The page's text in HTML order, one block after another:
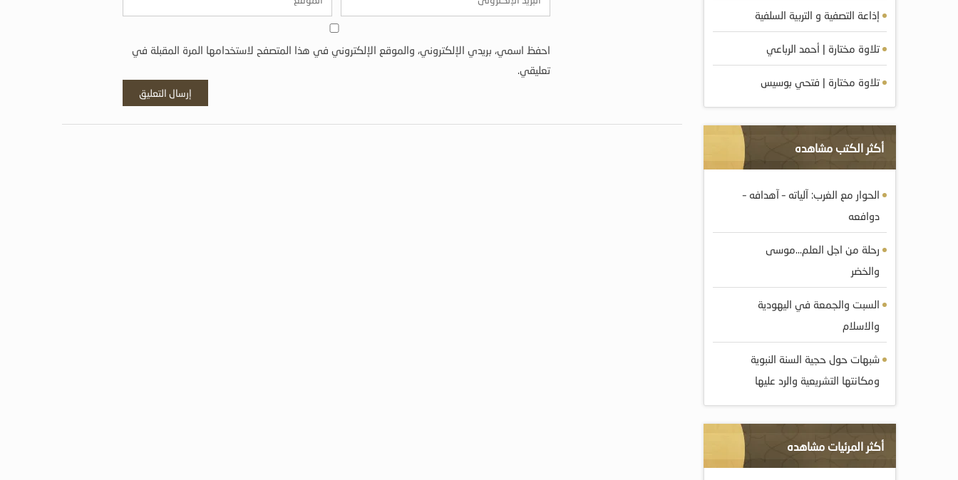
احفظ اسمي، بريدي الإلكتروني، والموقع الإلكتروني في هذا المتصفح لاستخدامها المرة المقبلة في
تعليقي.
إذاعة التصفية و التربية السلفية
تلاوة مختارة | أحمد الرباعي
تلاوة مختارة | فتحي بوسيس
أكثر الكتب مشاهده
الحوار مع الغرب: آلياته – آهدافه –
دوافعه
رحلة من اجل العلم…موسى
والخضر
السبت والجمعة في اليهودية
والاسلام
شبهات حول حجية السنة النبوية
ومکانتها التشريعية والرد عليها
أكثر المرئيات مشاهده